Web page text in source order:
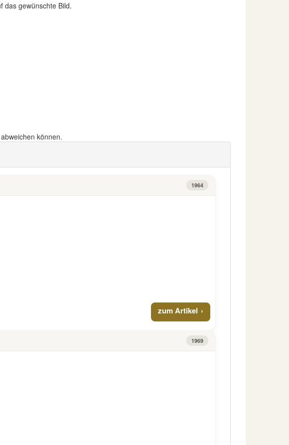
das gewünschte Bild.
können.
1964
zum Artikel
1969